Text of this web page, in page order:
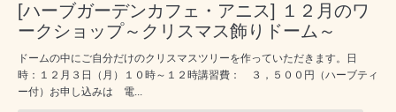
[ハーブガーデンカフェ・アニス] １２月のワ
ークショップ～クリスマス飾りドーム～
ドームの中にご自分だけのクリスマスツリーを作っていただきます。日
時：１２月３日（月）１０時～１２時講習費： ３，５００円（ハーブティ
ー付）お申し込みは 電...